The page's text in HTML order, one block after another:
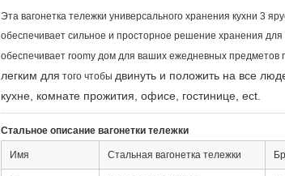
Эта вагонетка тележки универсального хранения кухни 3
обеспечивает сильное и просторное решение хранения
обеспечивает roomy дом для ваших ежедневных предметов
легким для того чтобы двинуть и положить на все
кухне, комнате прожития, офисе, гостинице, ect.
Стальное описание вагонетки тележки
Имя Стальная вагонетка тележки